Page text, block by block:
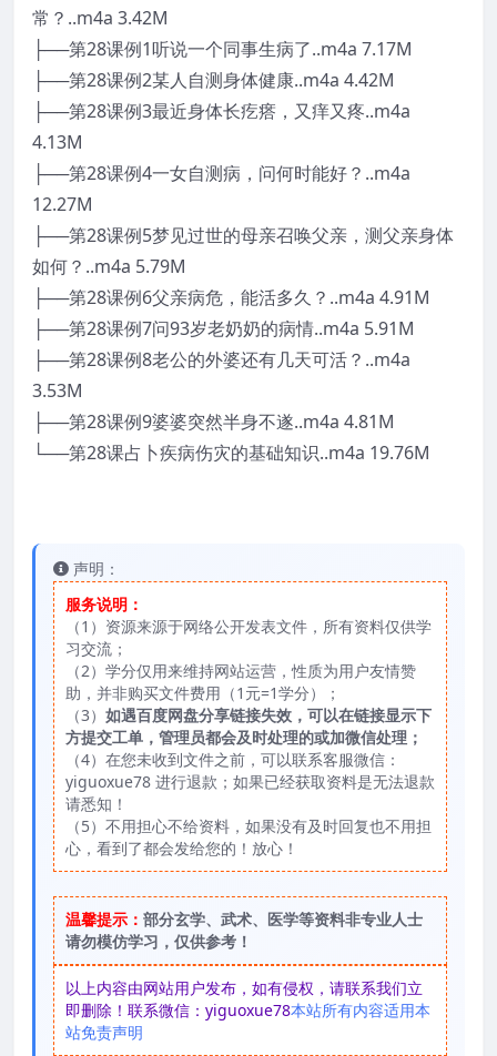
常？..m4a 3.42M
├──第28课例1听说一个同事生病了..m4a 7.17M
├──第28课例2某人自测身体健康..m4a 4.42M
├──第28课例3最近身体长疙瘩，又痒又疼..m4a
4.13M
├──第28课例4一女自测病，问何时能好？..m4a
12.27M
├──第28课例5梦见过世的母亲召唤父亲，测父亲身体
如何？..m4a 5.79M
├──第28课例6父亲病危，能活多久？..m4a 4.91M
├──第28课例7问93岁老奶奶的病情..m4a 5.91M
├──第28课例8老公的外婆还有几天可活？..m4a
3.53M
├──第28课例9婆婆突然半身不遂..m4a 4.81M
└──第28课占卜疾病伤灾的基础知识..m4a 19.76M
声明：
服务说明：
（1）资源来源于网络公开发表文件，所有资料仅供学
习交流；
（2）学分仅用来维持网站运营，性质为用户友情赞
助，并非购买文件费用（1元=1学分）；
（3） 如遇百度网盘分享链接失效，可以在链接显示下
方提交工单，管理员都会及时处理的或加微信处理；
（4）在您未收到文件之前，可以联系客服微信：
yiguoxue78 进行退款；如果已经获取资料是无法退款
请悉知！
（5）不用担心不给资料，如果没有及时回复也不用担
心，看到了都会发给您的！放心！
温馨提示： 部分玄学、武术、医学等资料非专业人士
请勿模仿学习，仅供参考！
以上内容由网站用户发布，如有侵权，请联系我们立
即删除！联系微信：yiguoxue78本站所有内容适用本
站免责声明